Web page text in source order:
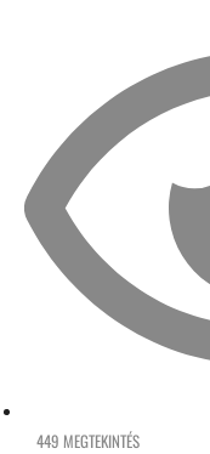
449 MEGTEKINTÉS